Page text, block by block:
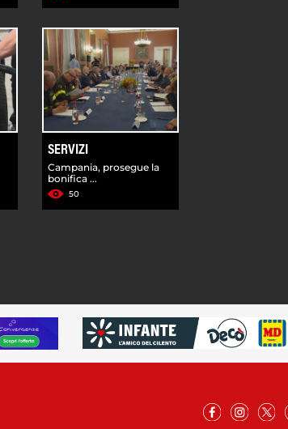
SERVIZI
Campania, prosegue la
bonifica ...
50